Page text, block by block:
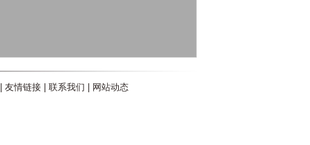
友情链接| 联系我们
网站动态